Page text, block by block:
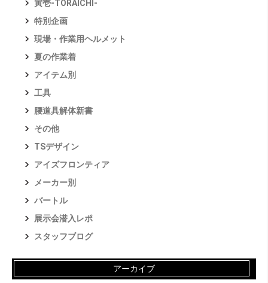
寅壱-TORAICHI-
特別企画
現場・作業用ヘルメット
夏の作業着
アイテム別
工具
腰道具解体新書
その他
TSデザイン
アイズフロンティア
メーカー別
バートル
展示会潜入レポ
スタッフブログ
アーカイブ